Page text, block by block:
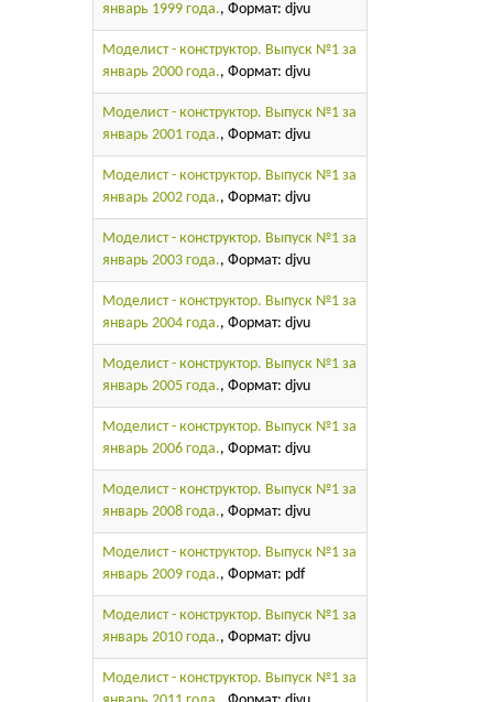
январь 1999 года., Формат: djvu
Моделист - конструктор. Выпуск №1 за
январь 2000 года., Формат: djvu
Моделист - конструктор. Выпуск №1 за
январь 2001 года., Формат: djvu
Моделист - конструктор. Выпуск №1 за
январь 2002 года., Формат: djvu
Моделист - конструктор. Выпуск №1 за
январь 2003 года., Формат: djvu
Моделист - конструктор. Выпуск №1 за
январь 2004 года., Формат: djvu
Моделист - конструктор. Выпуск №1 за
январь 2005 года., Формат: djvu
Моделист - конструктор. Выпуск №1 за
январь 2006 года., Формат: djvu
Моделист - конструктор. Выпуск №1 за
январь 2008 года., Формат: djvu
Моделист - конструктор. Выпуск №1 за
январь 2009 года., Формат: pdf
Моделист - конструктор. Выпуск №1 за
январь 2010 года., Формат: djvu
Моделист - конструктор. Выпуск №1 за